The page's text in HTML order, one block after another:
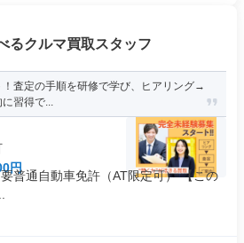
るクルマ買取スタッフ
査定の手順を研修で学び、ヒアリング→
習得で...
円
普通自動車免許（AT限定可） 【この